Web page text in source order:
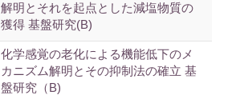
解明とそれを起点とした減塩物質の
獲得 基盤研究(B)
化学感覚の老化による機能低下のメ
カニズム解明とその抑制法の確立 基
盤研究（B)